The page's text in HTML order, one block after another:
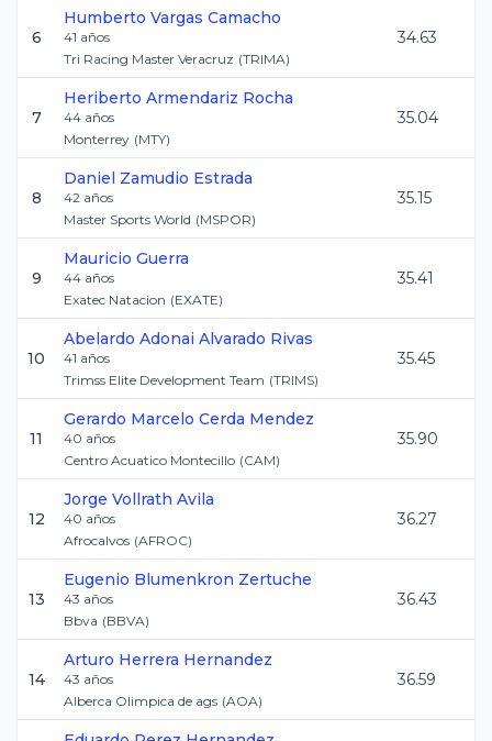
6
Humberto Vargas Camacho
41 años
Tri Racing Master Veracruz (TRIMA)
34.63
7
Heriberto Armendariz Rocha
44 años
Monterrey (MTY)
35.04
8
Daniel Zamudio Estrada
42 años
Master Sports World (MSPOR)
35.15
9
Mauricio Guerra
44 años
Exatec Natacion (EXATE)
35.41
10
Abelardo Adonai Alvarado Rivas
41 años
Trimss Elite Development Team (TRIMS)
35.45
11
Gerardo Marcelo Cerda Mendez
40 años
Centro Acuatico Montecillo (CAM)
35.90
12
Jorge Vollrath Avila
40 años
Afrocalvos (AFROC)
36.27
13
Eugenio Blumenkron Zertuche
43 años
Bbva (BBVA)
36.43
14
Arturo Herrera Hernandez
43 años
Alberca Olimpica de ags (AOA)
36.59